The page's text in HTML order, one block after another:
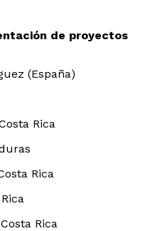
de proyectos
(España)
Rica
Rica
Rica